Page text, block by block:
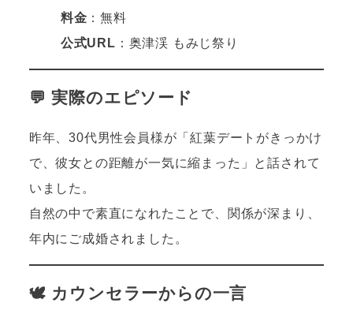
料金 ：無料
公式URL ： 奥津渓 もみじ祭り
💬 実際のエピソード
昨年、30代男性会員様が「紅葉デートがきっかけ
で、彼女との距離が一気に縮まった」と話されて
いました。
自然の中で素直になれたことで、関係が深まり、
年内にご成婚されました。
🕊 カウンセラーからの一言